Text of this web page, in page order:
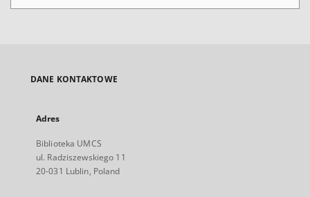
DANE KONTAKTOWE
Adres
Biblioteka UMCS
ul. Radziszewskiego 11
20-031 Lublin, Poland